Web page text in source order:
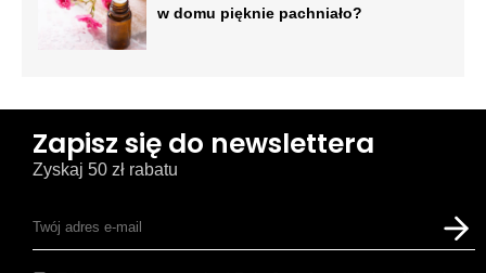
w domu pięknie pachniało?
Zapisz się do newslettera
Zyskaj 50 zł rabatu